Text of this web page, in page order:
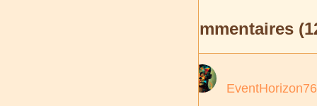
Commentaires
EventHorizon76